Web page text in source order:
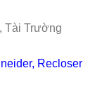
Tài Trường
Recloser